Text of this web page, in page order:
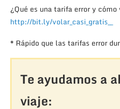
¿Qué es una tarifa error y
http://bit.ly/volar_casi_gratis__
* Rápido que las tarifas error
Te ayudamos a
viaje: